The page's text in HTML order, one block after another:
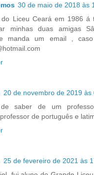
30 de maio de 2018 às
do Liceu Ceará em 1986 á
minhas duas amigas
manda um email , caso
20 de novembro de 2019 às
saber de um
de português e
25 de fevereiro de 2021 às